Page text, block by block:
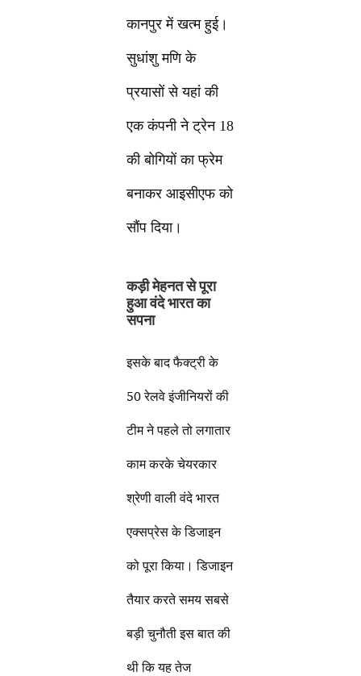
कानपुर में खत्म हुई।
सुधांशु मणि के
प्रयासों से यहां की
एक कंपनी ने ट्रेन 18
की बोगियों का फ्रेम
बनाकर आइसीएफ को
सौंप दिया।
कड़ी मेहनत से पूरा
हुआ वंदे भारत का
सपना
इसके बाद फैक्ट्री के
50 रेलवे इंजीनियरों की
टीम ने पहले तो लगातार
काम करके चेयरकार
श्रेणी वाली वंदे भारत
एक्सप्रेस के डिजाइन
को पूरा किया। डिजाइन
तैयार करते समय सबसे
बड़ी चुनौती इस बात की
थी कि यह तेज